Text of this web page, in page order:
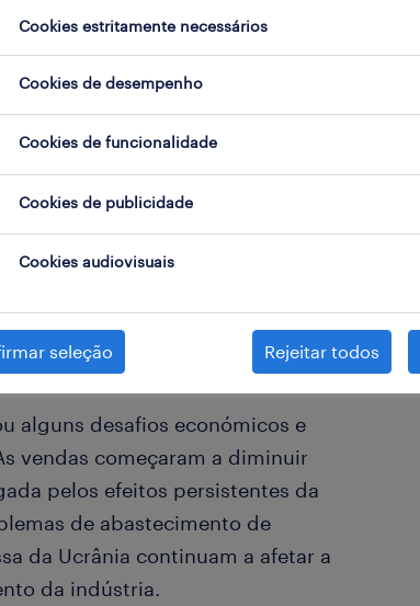
(VE) até ao desenvolvimento de
cada vez mais rigorosas,
de automóveis não só a
todo o conceito de
alguns desafios económicos e
vendas começaram a diminuir
pelos efeitos persistentes da
de abastecimento de
da Ucrânia continuam a afetar a
da indústria.
Cookies estritamente necessários
Cookies de desempenho
Cookies de funcionalidade
Cookies de publicidade
Cookies audiovisuais
seleção Rejeitar todos